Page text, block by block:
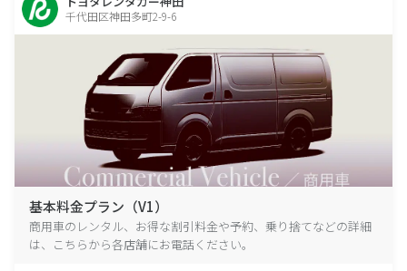
千代田区神田多町2-9-6
基本料金プラン（V1）
商用車のレンタル、お得な割引料金や予約、乗り捨てなどの詳細
は、こちらから各店舗にお電話ください。